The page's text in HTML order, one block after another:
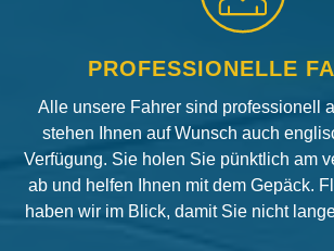
PROFESSIONELLE
Alle unsere Fahrer sind professionell
stehen Ihnen auf Wunsch auch
Verfügung. Sie holen Sie pünktlich am
ab und helfen Ihnen mit dem Gepäck.
haben wir im Blick, damit Sie nicht